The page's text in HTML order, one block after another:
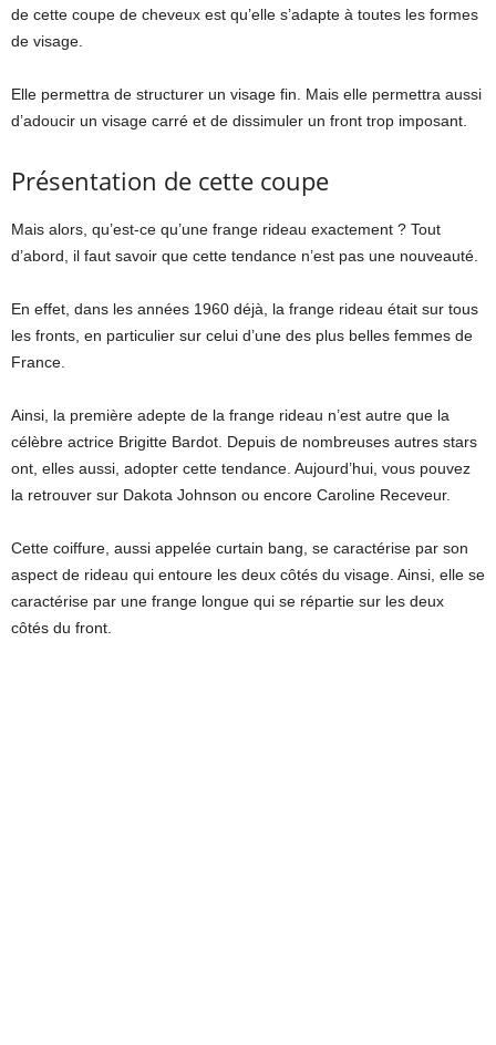
de cette coupe de cheveux est qu’elle s’adapte à toutes les formes
de visage.
Elle permettra de structurer un visage fin. Mais elle permettra aussi
d’adoucir un visage carré et de dissimuler un front trop imposant.
Présentation de cette coupe
Mais alors, qu’est-ce qu’une frange rideau exactement ? Tout
d’abord, il faut savoir que cette tendance n’est pas une nouveauté.
En effet, dans les années 1960 déjà, la frange rideau était sur tous
les fronts, en particulier sur celui d’une des plus belles femmes de
France.
Ainsi, la première adepte de la frange rideau n’est autre que la
célèbre actrice Brigitte Bardot. Depuis de nombreuses autres stars
ont, elles aussi, adopter cette tendance. Aujourd’hui, vous pouvez
la retrouver sur Dakota Johnson ou encore Caroline Receveur.
Cette coiffure, aussi appelée curtain bang, se caractérise par son
aspect de rideau qui entoure les deux côtés du visage. Ainsi, elle se
caractérise par une frange longue qui se répartie sur les deux
côtés du front.